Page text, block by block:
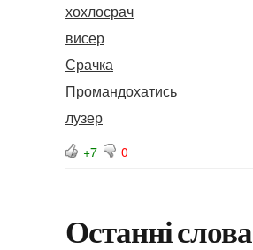
хохлосрач
висер
Срачка
Промандохатись
лузер
+7 0
Останні слова